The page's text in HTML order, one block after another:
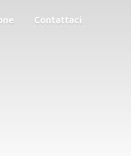
Contattaci